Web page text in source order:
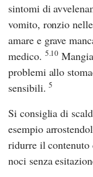
sintomi di
vomito, ronzio
amare e grave
medico. 5.10
problemi allo
sensibili.5
Si consiglia di
esempio
ridurre il
noci senza